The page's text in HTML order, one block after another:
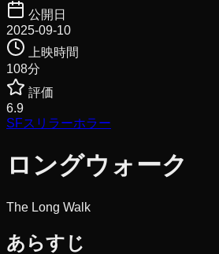
公開日
2025-09-10
上映時間
108分
評価
6.9
SFスリラーホラー
ロングウォーク
The Long Walk
あらすじ